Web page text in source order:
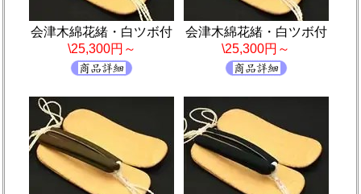
会津木綿花緒・白ツボ付
\25,300円～
会津木綿花緒・白ツボ付
\25,300円～